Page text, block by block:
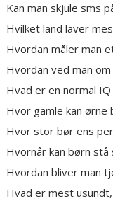
Kan man skjule sms
Hvilket land laver
Hvordan måler man
Hvordan ved man
Hvad er en normal IQ
Hvor gamle kan ørne
Hvor stor bør ens
Hvornår kan børn stå
Hvordan bliver man
Hvad er mest